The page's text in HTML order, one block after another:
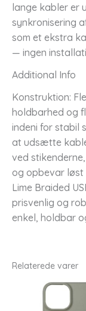
lange kabler er
synkronisering
som et ekstra
— ingen
Additional Info
Konstruktion:
holdbarhed og
indeni for stabil
at udsætte
ved
og opbevar løst
Lime Braided
prisvenlig og
enkel, holdbar
Relaterede varer